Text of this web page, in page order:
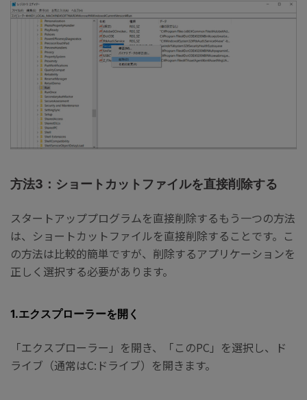
方法3：ショートカットファイルを直接削除する
スタートアッププログラムを直接削除するもう一つの方法
は、ショートカットファイルを直接削除することです。こ
の方法は比較的簡単ですが、削除するアプリケーションを
正しく選択する必要があります。
1.エクスプローラーを開く
「エクスプローラー」を開き、「このPC」を選択し、ド
ライブ（通常はC:ドライブ）を開きます。